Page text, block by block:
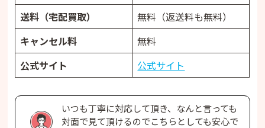
送料（宅配買取）
無料（返送料も無料）
キャンセル料
無料
公式サイト
公式サイト
いつも丁寧に対応して頂き、なんと言っても
対面で見て頂けるのでこちらとしても安心で